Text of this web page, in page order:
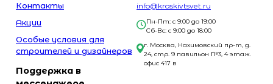
Контакты
Акции
Особые условия для
строителей и дизайнеров
Поддержка в
info@kraskivtsvet.ru
Пн-Пт: с 9:00 до 19:00
Сб-Вс: с 9:00 до 18:00
г. Москва, Нахимовский пр-т, д.
24, стр. 9 павильон №3, 4 этаж.
офис 417 в